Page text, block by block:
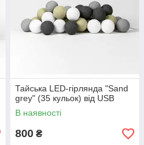
Тайська LED-гірлянда "Sand
grey" (35 кульок) від USB
В наявності
800 ₴